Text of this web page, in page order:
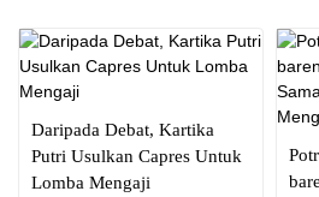
Daripada Debat, Kartika
Putri Usulkan Capres Untuk
Lomba Mengaji